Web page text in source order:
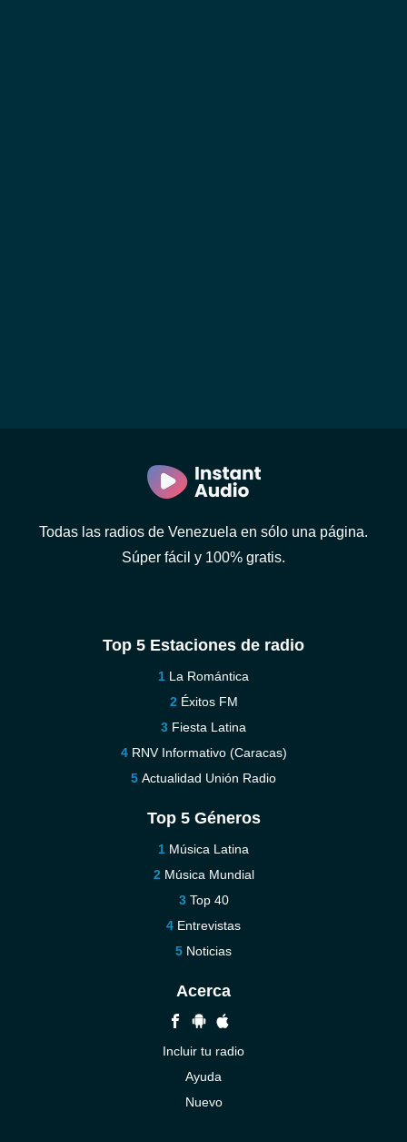
Todas las radios de Venezuela en sólo una página.
Súper fácil y 100% gratis.
Top 5 Estaciones de radio
La Romántica
Éxitos FM
Fiesta Latina
RNV Informativo (Caracas)
Actualidad Unión Radio
Top 5 Géneros
Música Latina
Música Mundial
Top 40
Entrevistas
Noticias
Acerca
Incluir tu radio
Ayuda
Nuevo